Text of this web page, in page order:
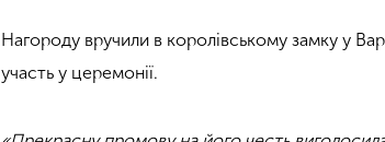
Нагороду вручили в королівському замку у
участь у церемонії.